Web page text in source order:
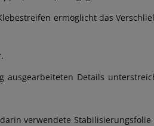
ermöglicht das
Details
verwendete